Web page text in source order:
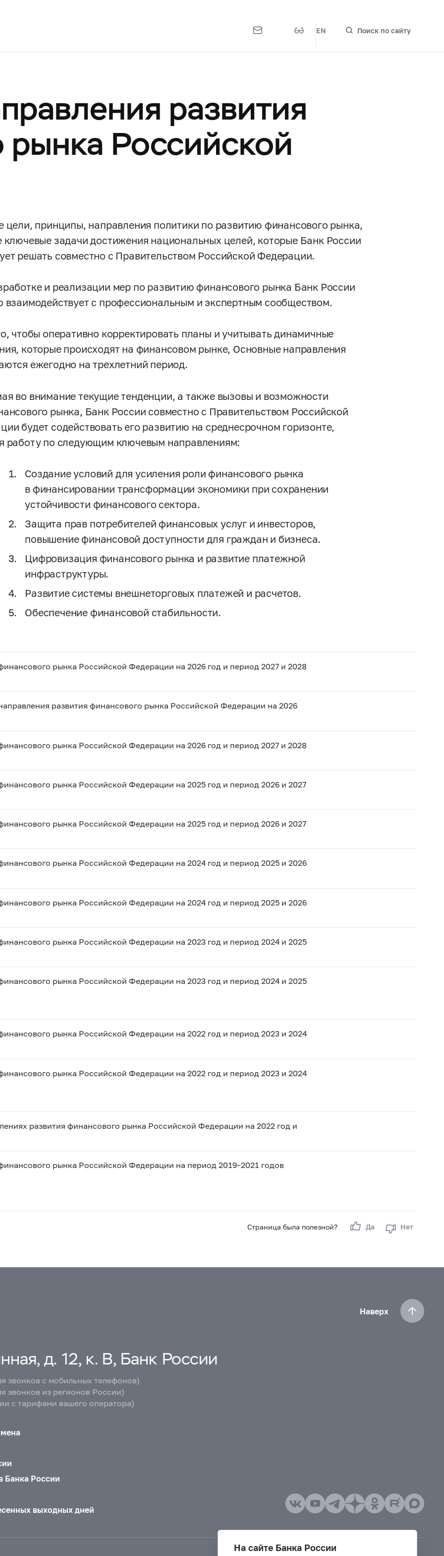
EN Поиск по сайту
развития
Российской
цели, принципы, направления политики по развитию финансового рынка,
ключевые задачи достижения национальных целей, которые Банк России
решать совместно с Правительством Российской Федерации.
и реализации мер по развитию финансового рынка Банк России
взаимодействует с профессиональным и экспертным сообществом.
чтобы оперативно корректировать планы и учитывать динамичные
которые происходят на финансовом рынке, Основные направления
ежегодно на трехлетний период.
во внимание текущие тенденции, а также вызовы и возможности
рынка, Банк России совместно с Правительством Российской
будет содействовать его развитию на среднесрочном горизонте,
работу по следующим ключевым направлениям:
Создание условий для усиления роли финансового рынка
в финансировании трансформации экономики при сохранении
устойчивости финансового сектора.
Защита прав потребителей финансовых услуг и инвесторов,
повышение финансовой доступности для граждан и бизнеса.
Цифровизация финансового рынка и развитие платежной
инфраструктуры.
Развитие системы внешнеторговых платежей и расчетов.
Обеспечение финансовой стабильности.
рынка Российской Федерации на 2026 год и период 2027 и 2028
развития финансового рынка Российской Федерации на 2026
рынка Российской Федерации на 2026 год и период 2027 и 2028
рынка Российской Федерации на 2025 год и период 2026 и 2027
рынка Российской Федерации на 2025 год и период 2026 и 2027
рынка Российской Федерации на 2024 год и период 2025 и 2026
рынка Российской Федерации на 2024 год и период 2025 и 2026
рынка Российской Федерации на 2023 год и период 2024 и 2025
рынка Российской Федерации на 2023 год и период 2024 и 2025
рынка Российской Федерации на 2022 год и период 2023 и 2024
рынка Российской Федерации на 2022 год и период 2023 и 2024
развития финансового рынка Российской Федерации на 2022 год и
рынка Российской Федерации на период 2019–2021 годов
Страница была полезной? Да Нет
Наверх
д. 12, к. В, Банк России
звонков с мобильных телефонов)
звонков из регионов России)
с тарифами вашего оператора)
Банка России
выходных дней
На сайте Банка России